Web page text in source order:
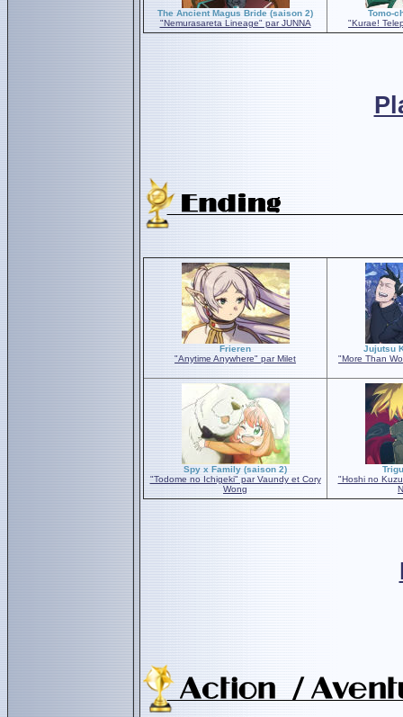
The Ancient Magus Bride (saison 2)
"Nemurasareta Lineage" par JUNNA
Tomo-
"Kurae!
Frieren
"Anytime Anywhere" par Milet
Jujutsu
"More Than
Spy x Family (saison 2)
"Todome no Ichigeki" par Vaundy et Cory
Wong
"Hoshi no